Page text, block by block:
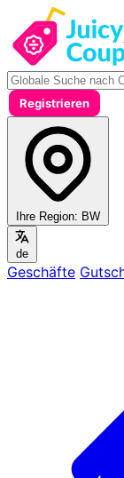
Registrieren
Ihre Region: BW
de
Geschäfte